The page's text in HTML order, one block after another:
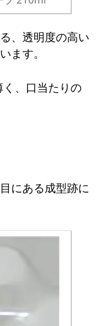
、透明度の高い
ます。
、口当たりの
にある成型跡に